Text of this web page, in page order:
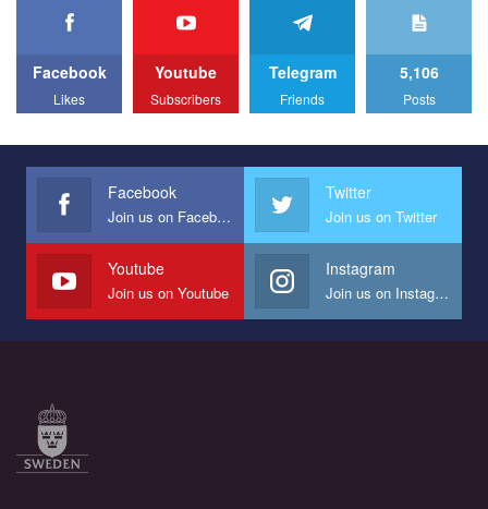
We appeal to your support and ask to help us implement our plan
All you have to do is to press "Like" below the video.
Эмоционально сильный ролик от команды "Гей-альянс
представляющий программу развития организации.
Мы просим вас поддержать нас и помочь нам реализовать
наш план по борьбе с насилием и дискриминацией на почве
СОГИ в Украине.
Все, что вам нужно сделать - это зайти на наш канал YouTube
по этой ссылке и поставить лайк под видео.
Facebook
Likes
Youtube
Subscribers
Telegram
Friends
5,106
Posts
Facebook
Join us on Facebook
Twitter
Join us on Twitter
Youtube
Join us on Youtube
Instagram
Join us on Instagram